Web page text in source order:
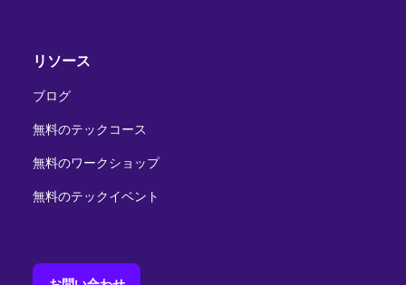
リソース
ブログ
無料のテックコース
無料のワークショップ
無料のテックイベント